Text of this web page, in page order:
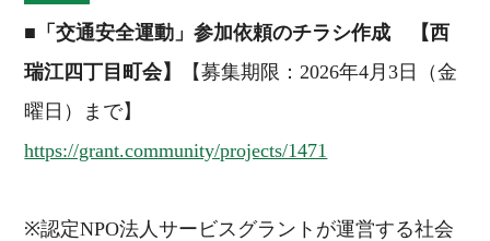
■ 「交通安全運動」参加依頼のチラシ作成 【西
瑞江四丁目町会】
【募集期限：2026年4月3日（金
曜日）まで】
https://grant.community/projects/1471
※認定NPO法人サービスグラントが運営する社会